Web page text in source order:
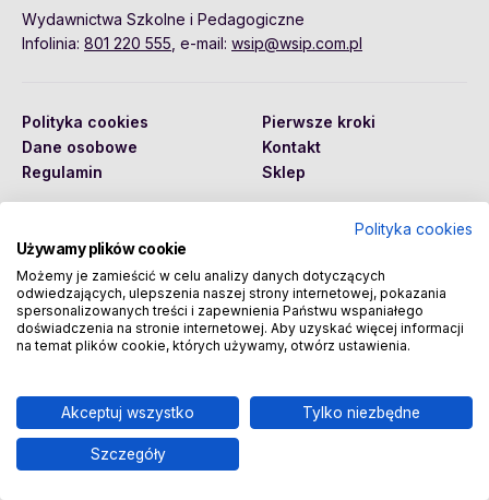
Wydawnictwa Szkolne i Pedagogiczne
Infolinia: 801 220 555 , e-mail: wsip@wsip.com.pl
Polityka cookies
Dane osobowe
Regulamin
Pierwsze kroki
Kontakt
Sklep
Copyright © 2026 Wydawnictwa Szkolne i Pedagogiczne
Spółka Akcyjna
Polityka cookies
Używamy plików cookie
Możemy je zamieścić w celu analizy danych dotyczących
odwiedzających, ulepszenia naszej strony internetowej, pokazania
spersonalizowanych treści i zapewnienia Państwu wspaniałego
doświadczenia na stronie internetowej. Aby uzyskać więcej informacji
na temat plików cookie, których używamy, otwórz ustawienia.
Akceptuj wszystko Tylko niezbędne
Szczegóły